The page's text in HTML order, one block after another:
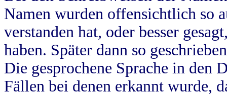
Namen wurden offensichtlich so
verstanden hat, oder besser
haben. Später dann so
Die gesprochene Sprache in
Fällen bei denen erkannt wurde,